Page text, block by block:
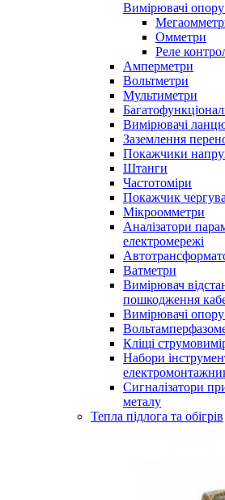
Вимірювачі опору
Омметри
Реле
Амперметри
Вольтметри
Мультиметри
Вимірювачі
Заземлення
Покажчики
Штанги
Частотоміри
Покажчик
Мікроомметри
Аналізатори
електромережі
Ватметри
Вимірювач
пошкодження
Вимірювачі
Кліщі
Набори
Сигналізатори
металу
Тепла підлога та обігрів